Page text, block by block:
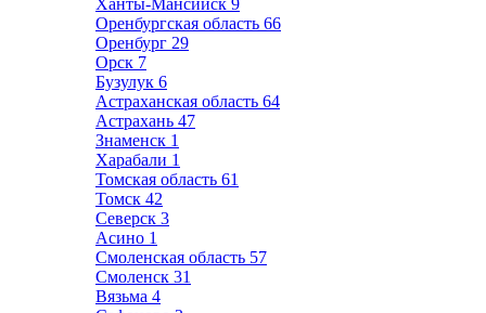
Ханты-Мансийск 9
Оренбургская область 66
Оренбург 29
Орск 7
Бузулук 6
Астраханская область 64
Астрахань 47
Знаменск 1
Харабали 1
Томская область 61
Томск 42
Северск 3
Асино 1
Смоленская область 57
Смоленск 31
Вязьма 4